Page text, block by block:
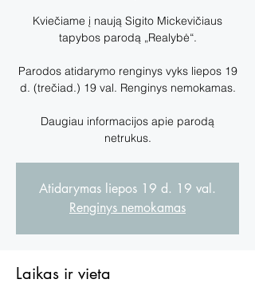
Kviečiame į naują Sigito Mickevičiaus
tapybos parodą „Realybė“.
Parodos atidarymo renginys vyks liepos 19
d. (trečiad.) 19 val. Renginys nemokamas.
Daugiau informacijos apie parodą
netrukus.
Atidarymas liepos 19 d. 19 val.
Renginys nemokamas
Laikas ir vieta